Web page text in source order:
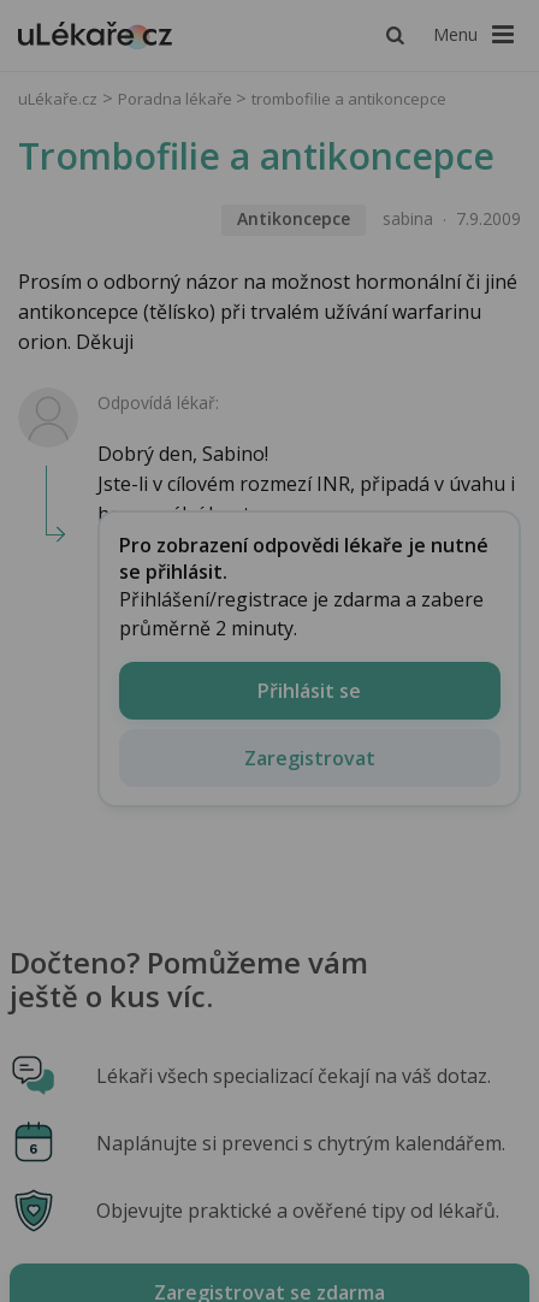
Menu
uLékaře.cz Poradna lékaře trombofilie a antikoncepce
Trombofilie a antikoncepce
Antikoncepce sabina 7.9.2009
Prosím o odborný názor na možnost hormonální či jiné
antikoncepce (tělísko) při trvalém užívání warfarinu
orion. Děkuji
Odpovídá lékař:
Dobrý den, Sabino!
Jste-li v cílovém rozmezí INR, připadá v úvahu i
hormonální kontracepce...
Pro zobrazení odpovědi lékaře je nutné
se přihlásit.
Přihlášení/registrace je zdarma a zabere
průměrně 2 minuty.
Přihlásit se
Zaregistrovat
Dočteno? Pomůžeme vám
ještě o kus víc.
Lékaři všech specializací čekají na váš dotaz.
Naplánujte si prevenci s chytrým kalendářem.
Objevujte praktické a ověřené tipy od lékařů.
Zaregistrovat se zdarma